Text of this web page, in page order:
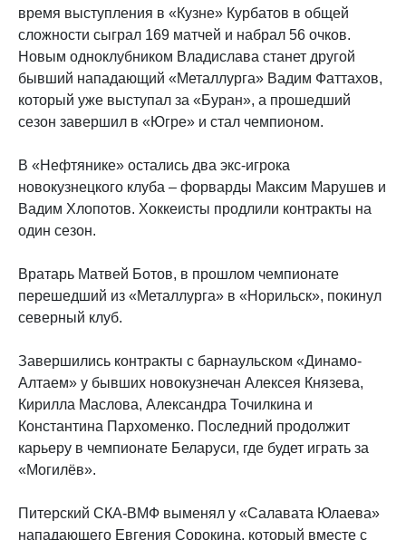
время выступления в «Кузне» Курбатов в общей
сложности сыграл 169 матчей и набрал 56 очков.
Новым одноклубником Владислава станет другой
бывший нападающий «Металлурга» Вадим Фаттахов,
который уже выступал за «Буран», а прошедший
сезон завершил в «Югре» и стал чемпионом.
В «Нефтянике» остались два экс-игрока
новокузнецкого клуба – форварды Максим Марушев и
Вадим Хлопотов. Хоккеисты продлили контракты на
один сезон.
Вратарь Матвей Ботов, в прошлом чемпионате
перешедший из «Металлурга» в «Норильск», покинул
северный клуб.
Завершились контракты с барнаульском «Динамо-
Алтаем» у бывших новокузнечан Алексея Князева,
Кирилла Маслова, Александра Точилкина и
Константина Пархоменко. Последний продолжит
карьеру в чемпионате Беларуси, где будет играть за
«Могилёв».
Питерский СКА-ВМФ выменял у «Салавата Юлаева»
нападающего Евгения Сорокина, который вместе с